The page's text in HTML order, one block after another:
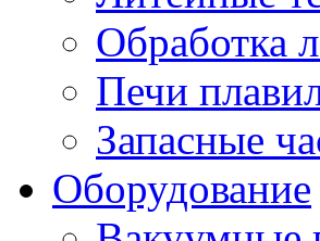
Обработка
Печи
Запасные
Оборудование